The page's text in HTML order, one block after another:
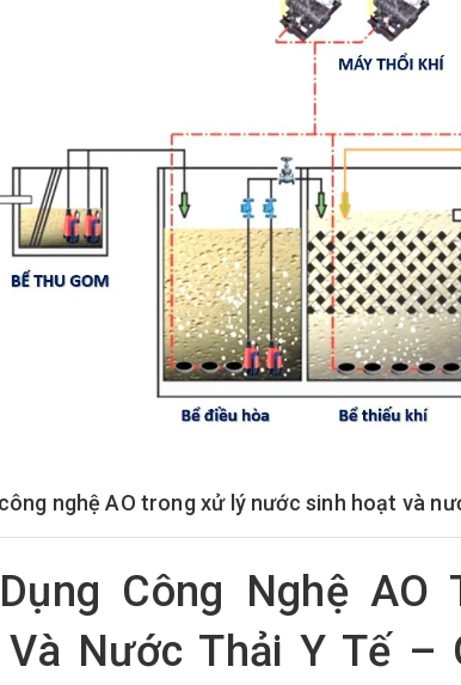
nghệ AO trong xử lý nước sinh hoạt và
Công Nghệ
Nước Thải Y Tế –